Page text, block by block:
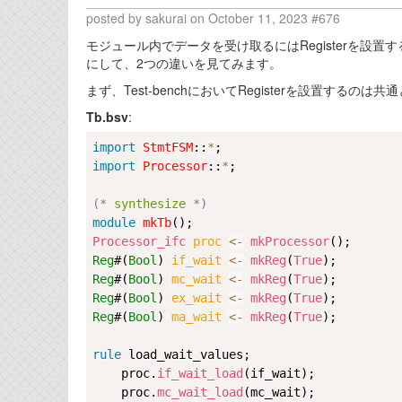
posted by sakurai on October 11, 2023 #676
モジュール内でデータを受け取るにはRegisterを設置
にして、2つの違いを見てみます。
まず、Test-benchにおいてRegisterを設置するのは共
Tb.bsv:
import StmtFSM:: *
import
Processor:: * ;
(* synthesize *)
module mkTb
Processor_ifc proc <- mkProcessor
Reg#(Bool) if_wait <- mkReg (True
Reg#(Bool) mc_wait <- mkReg (True
Reg#(Bool) ex_wait <- mkReg (True
Reg#(Bool) ma_wait <- mkReg (True);
rule load_wait_values ;
    proc.
if_wait_load (if_wait);
    proc.
mc_wait_load (mc_wait);